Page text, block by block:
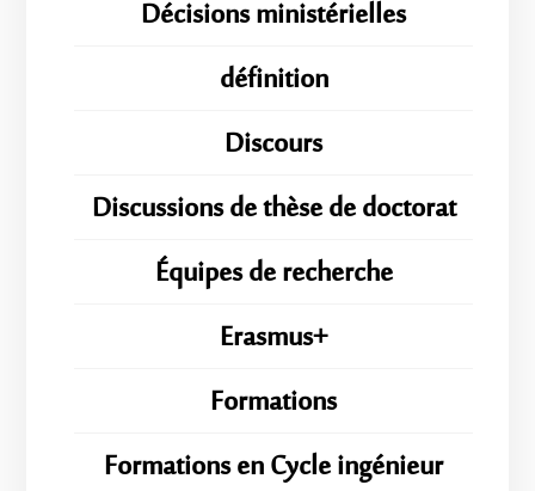
Décisions ministérielles
définition
Discours
Discussions de thèse de doctorat
Équipes de recherche
Erasmus+
Formations
Formations en Cycle ingénieur